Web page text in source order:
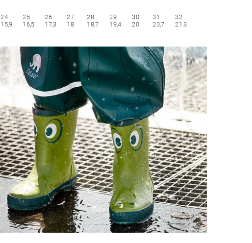
24 25 26 27 28 29 30 31
32
15,9 16,5 17,3 18 18,7 19,4 20 20,7 21,3